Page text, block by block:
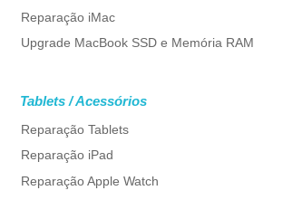
Reparação iMac
Upgrade MacBook SSD e Memória RAM
Tablets / Acessórios
Reparação Tablets
Reparação iPad
Reparação Apple Watch